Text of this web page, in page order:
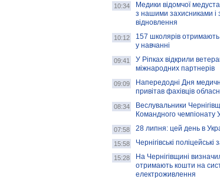
10:34
Медики відомчої
з нашими захисниками
відновлення
10:12
157 школярів отримають
у навчанні
09:41
У Ріпках відкрили
міжнародних партнерів
09:09
Напередодні Дня
привітав фахівців
08:34
Веслувальники
Командного чемпіонату
07:58 28 липня: цей день в
15:58 Чернігівські
15:28
На Чернігівщині
отримають кошти на
електроживлення